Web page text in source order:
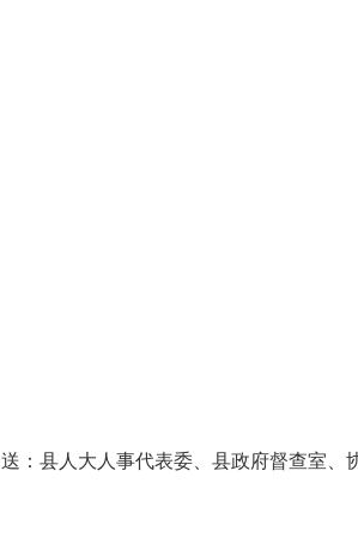
送：县人大人事代表委、县政府督查室、